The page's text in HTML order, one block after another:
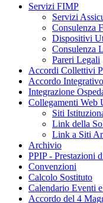
Servizi FIMP
Servizi
Consulenza
Dispositivi
Consulenza
Pareri Legali
Accordi Collettivi
Accordo
Integrazione
Collegamenti Web
Siti
Link della
Link a Siti
Archivio
PPIP - Prestazioni
Convenzioni
Calcolo Sostituto
Calendario Eventi
Accordo del 4